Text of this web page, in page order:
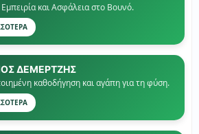
και Ασφάλεια στο Βουνό.
ΔΕΜΕΡΤΖΗΣ
καθοδήγηση και αγάπη για τη φύση.